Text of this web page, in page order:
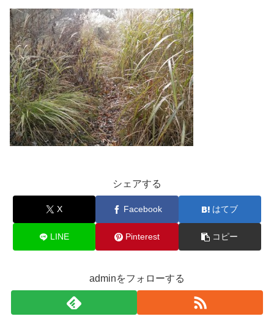
シェアする
X Facebook はてブ
LINE Pinterest コピー
adminをフォローする